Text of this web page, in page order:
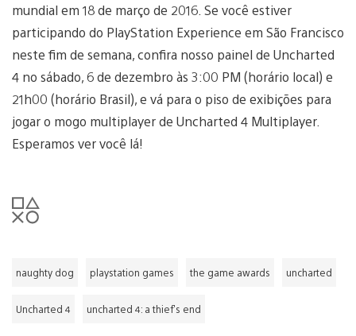
mundial em 18 de março de 2016. Se você estiver
participando do PlayStation Experience em São Francisco
neste fim de semana, confira nosso painel de Uncharted
4 no sábado, 6 de dezembro às 3:00 PM (horário local) e
21h00 (horário Brasil), e vá para o piso de exibições para
jogar o mogo multiplayer de Uncharted 4 Multiplayer.
Esperamos ver você lá!
naughty dog playstation games the game awards uncharted
Uncharted 4 uncharted 4: a thief's end